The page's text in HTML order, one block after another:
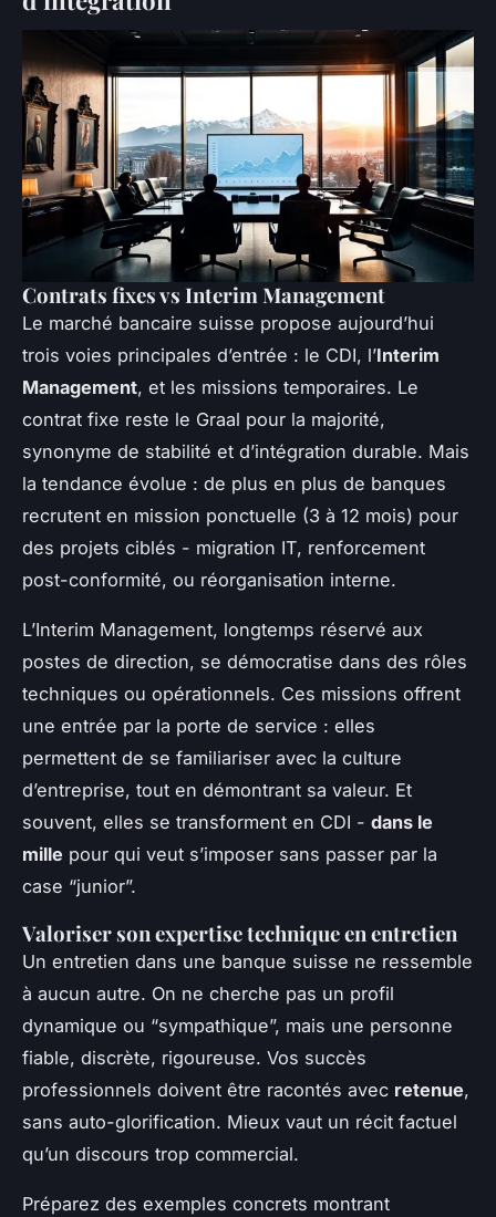
Contrats fixes vs Interim Management
Le marché bancaire suisse propose aujourd’hui
trois voies principales d’entrée : le CDI, l’Interim
Management, et les missions temporaires. Le
contrat fixe reste le Graal pour la majorité,
synonyme de stabilité et d’intégration durable. Mais
la tendance évolue : de plus en plus de banques
recrutent en mission ponctuelle (3 à 12 mois) pour
des projets ciblés - migration IT, renforcement
post-conformité, ou réorganisation interne.
L’Interim Management, longtemps réservé aux
postes de direction, se démocratise dans des rôles
techniques ou opérationnels. Ces missions offrent
une entrée par la porte de service : elles
permettent de se familiariser avec la culture
d’entreprise, tout en démontrant sa valeur. Et
souvent, elles se transforment en CDI - dans le
mille pour qui veut s’imposer sans passer par la
case “junior”.
Valoriser son expertise technique en entretien
Un entretien dans une banque suisse ne ressemble
à aucun autre. On ne cherche pas un profil
dynamique ou “sympathique”, mais une personne
fiable, discrète, rigoureuse. Vos succès
professionnels doivent être racontés avec retenue,
sans auto-glorification. Mieux vaut un récit factuel
qu’un discours trop commercial.
Préparez des exemples concrets montrant